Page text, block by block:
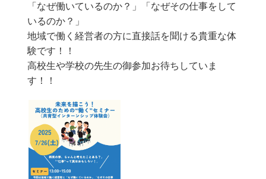
「なぜ働いているのか？」「なぜその仕事をして
いるのか？」
地域で働く経営者の方に直接話を聞ける貴重な体
験です！！
高校生や学校の先生の御参加お待ちしていま
す！！